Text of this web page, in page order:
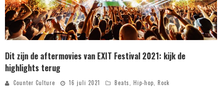
Dit zijn de aftermovies van EXIT Festival 2021: kijk de
highlights terug
Counter Culture 16 juli 2021 Beats, Hip-hop, Rock